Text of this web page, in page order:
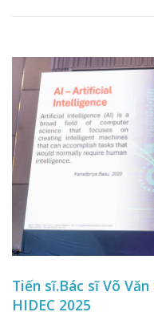
Tiến sĩ.Bác sĩ Võ
HIDEC 2025